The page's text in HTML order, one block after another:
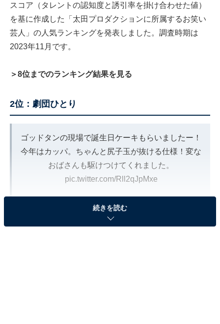
スコア（タレントの認知度と誘引率を掛け合わせた値）
を基に作成した「太田プロダクションに所属するお笑い
芸人」の人気ランキングを発表しました。調査時期は
2023年11月です。
＞8位までのランキング結果を見る
2位：劇団ひとり
ゴッドタンの現場で誕生日ケーキもらいましたー！
今年はカッパ。ちゃんと尻子玉が抜ける仕様！変な
おばさんも駆けつけてくれました。
pic.twitter.com/Rll2qJpMxe
続きを読む